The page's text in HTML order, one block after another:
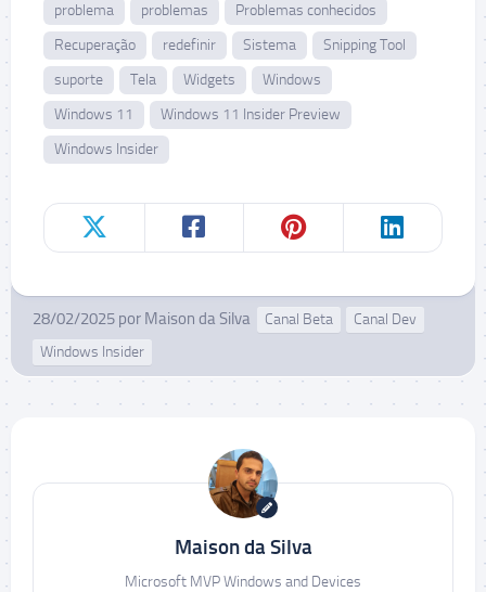
problema
problemas
Problemas conhecidos
Recuperação
redefinir Sistema
Snipping Tool
suporte
Tela Widgets
Windows
Windows 11
Windows 11 Insider Preview
Windows Insider
28/02/2025 por Maison da Silva Canal Beta
Canal Dev
Windows Insider
Maison da Silva
Microsoft MVP Windows and Devices